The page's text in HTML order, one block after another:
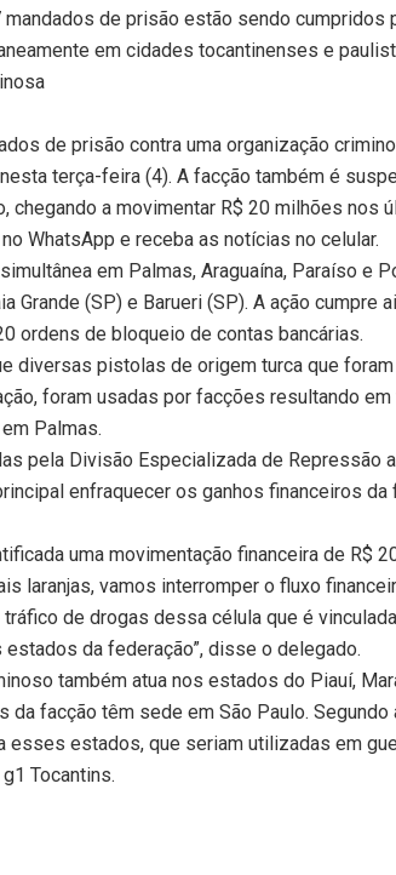
de prisão estão sendo cumpridos
em cidades tocantinenses e
de prisão contra uma organização
terça-feira (4). A facção também é
chegando a movimentar R$ 20 milhões nos
WhatsApp e receba as notícias no celular.
em Palmas, Araguaína, Paraíso e
Grande (SP) e Barueri (SP). A ação cumpre
ordens de bloqueio de contas bancárias.
diversas pistolas de origem turca que
foram usadas por facções resultando
Palmas.
pela Divisão Especializada de Repressão
enfraquecer os ganhos financeiros da
uma movimentação financeira de R$
laranjas, vamos interromper o fluxo
de drogas dessa célula que é
da federação”, disse o delegado.
também atua nos estados do Piauí,
da facção têm sede em São Paulo. Segundo
esses estados, que seriam utilizadas em
Tocantins.